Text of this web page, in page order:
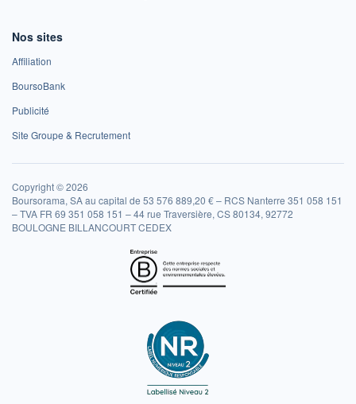
Nos sites
Affiliation
BoursoBank
Publicité
Site Groupe & Recrutement
Copyright © 2026
Boursorama, SA au capital de 53 576 889,20 € – RCS Nanterre 351 058 151
– TVA FR 69 351 058 151 – 44 rue Traversière, CS 80134, 92772
BOULOGNE BILLANCOURT CEDEX